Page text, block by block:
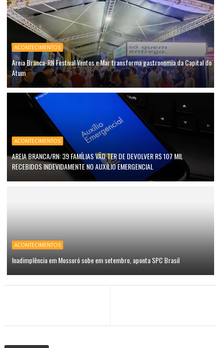
ACONTECIMENTOS
Areia Branca-RN Festival Ventos e Mar transforma gastronomia da Capital do
Atum
ACONTECIMENTOS
AREIA BRANCA/RN: 39 FAMÍLIAS VÃO TER DE DEVOLVER R$ 107 MIL
RECEBIDOS INDEVIDAMENTE NO AUXÍLIO EMERGENCIAL
ACONTECIMENTOS
Inadimplência em Mossoró sobe em setembro, aponta SPC Brasil